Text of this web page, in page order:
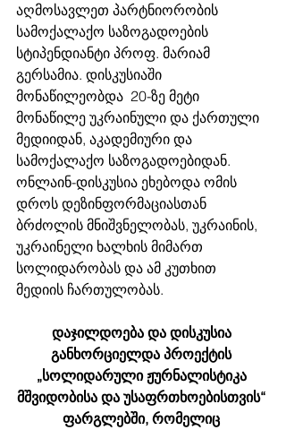
აღმოსავლეთ პარტნიორობის
სამოქალაქო საზოგადოების
სტიპენდიანტი პროფ. მარიამ
გერსამია. დისკუსიაში
მონაწილეობდა  20-ზე მეტი
მონაწილე უკრაინული და ქართული
მედიიდან, აკადემიური და
სამოქალაქო საზოგადოებიდან.
ონლაინ-დისკუსია ეხებოდა ომის
დროს დეზინფორმაციასთან
ბრძოლის მნიშვნელობას, უკრაინის,
უკრაინელი ხალხის მიმართ
სოლიდარობას და ამ კუთხით
მედიის ჩართულობას.
დაჯილდოება და დისკუსია
განხორციელდა პროექტის
„სოლიდარული ჟურნალისტიკა
მშვიდობისა და უსაფრთხოებისთვის“
ფარგლებში, რომელიც